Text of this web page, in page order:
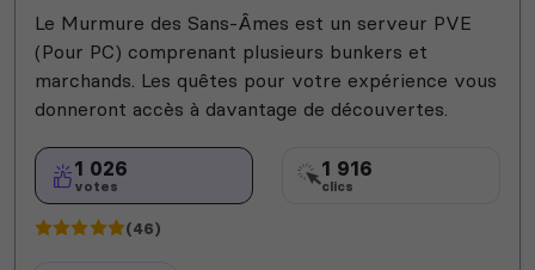
Le Murmure des Sans-Âmes est un serveur PVE
(Pour PC) comprenant plusieurs bunkers et
marchands. Les quêtes pour votre expérience vous
donneront accès à davantage de découvertes.
1 026
votes
1 916
clics
(46)